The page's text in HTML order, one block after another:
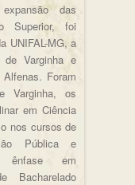
das
Superior, foi
UNIFAL-MG, a
Varginha e
Foram
Varginha, os
em Ciência
nos cursos de
Pública e
ênfase em
Bacharelado